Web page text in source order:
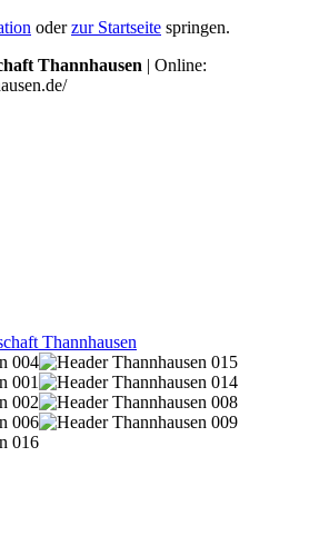
oderzur Startseite springen.
Thannhausen | Online: